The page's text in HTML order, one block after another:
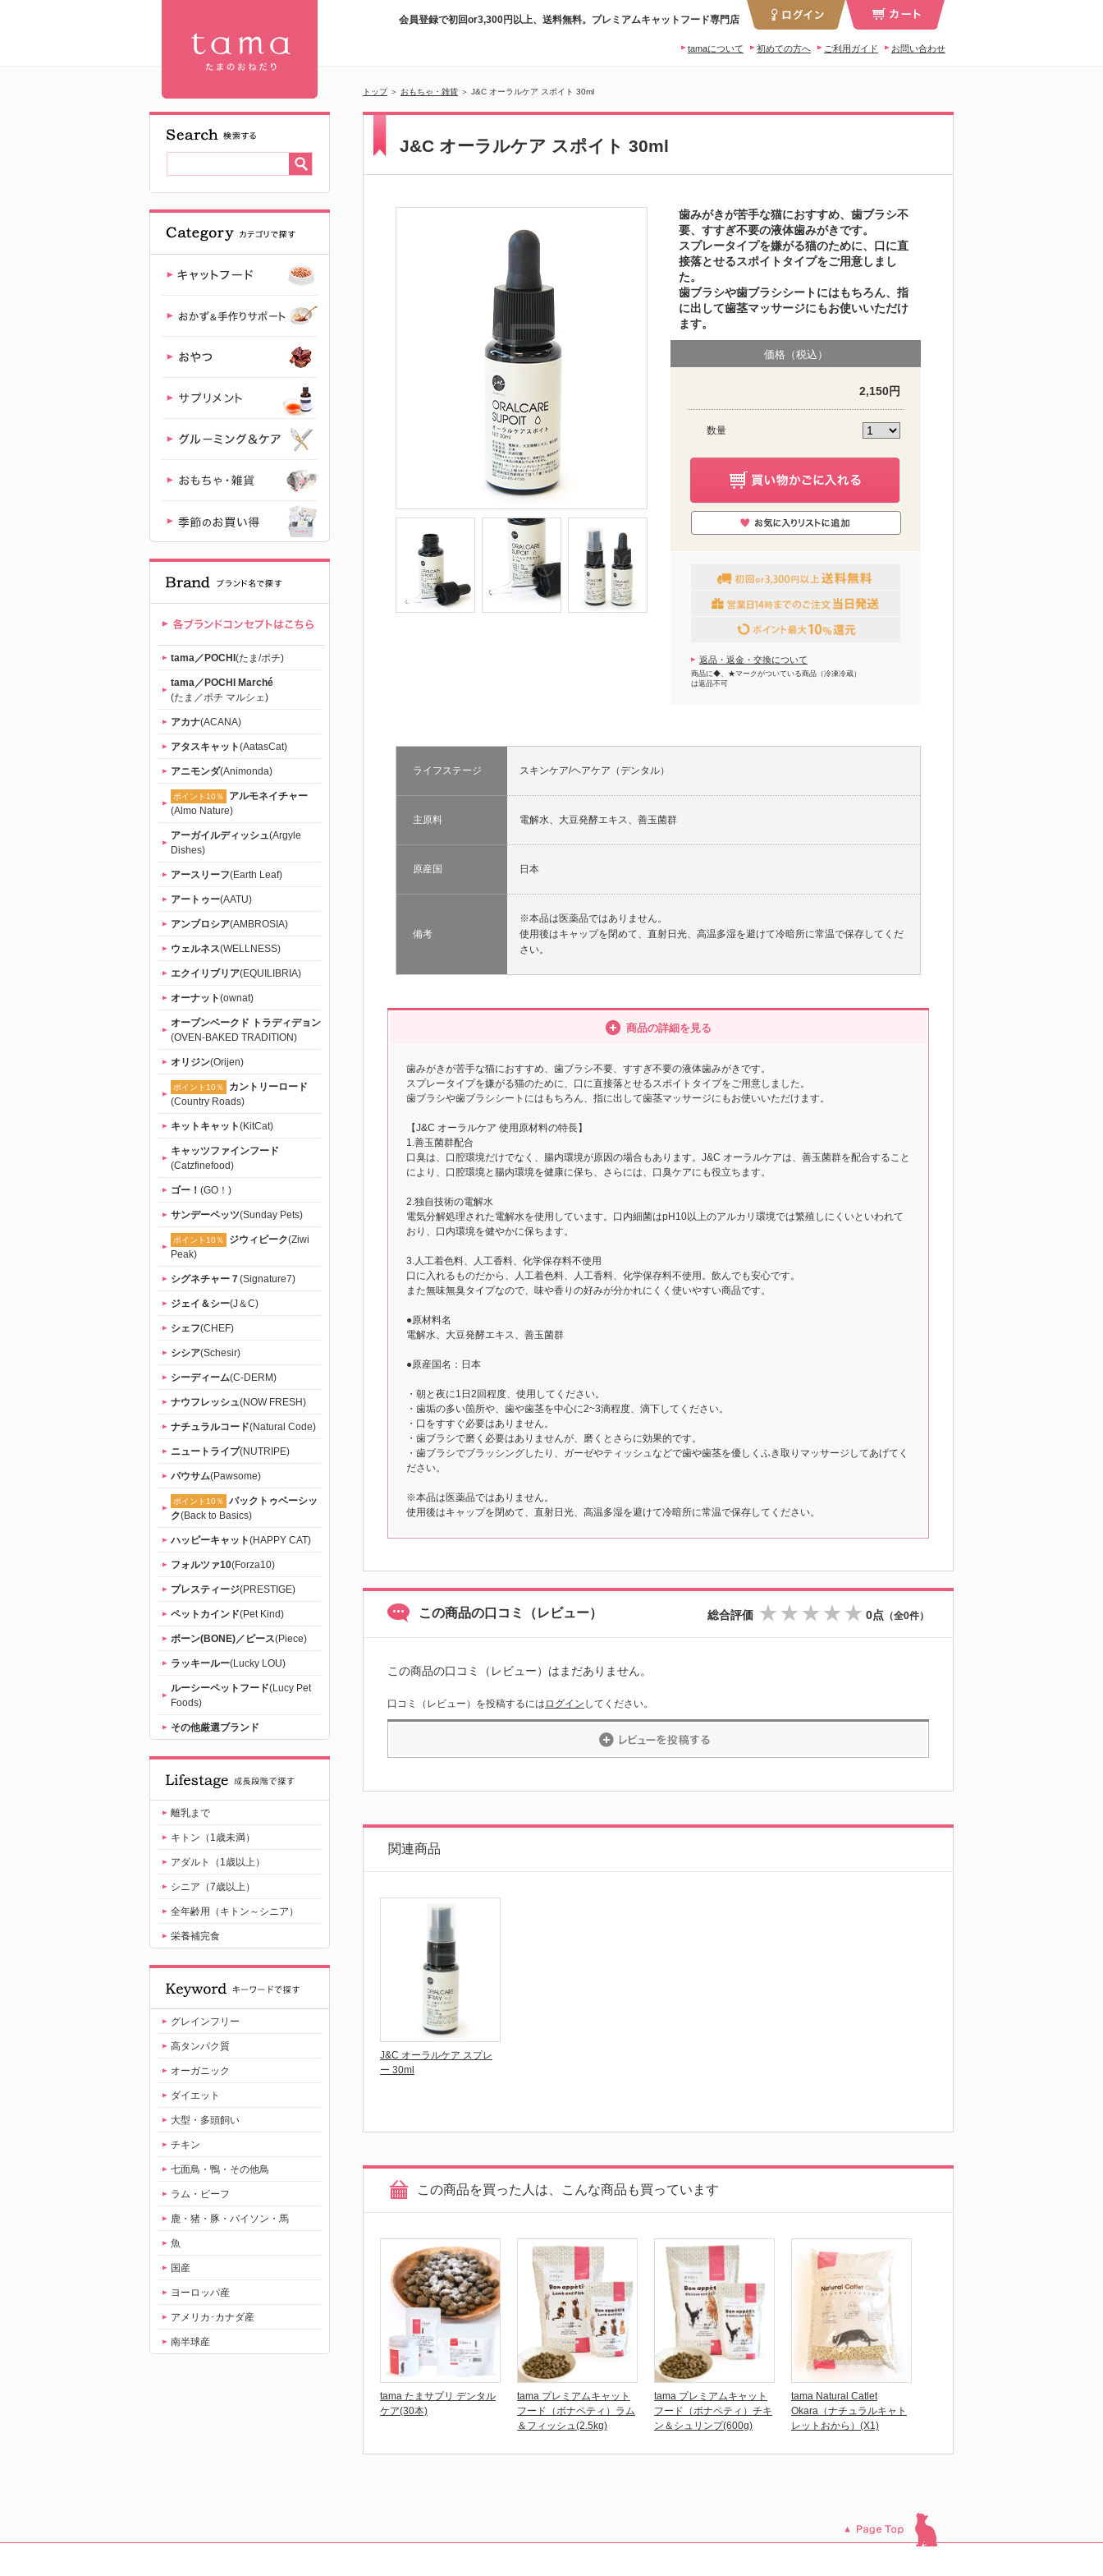
J&C オーラ
ルケア スポ
イト | プレ
ミアムキャ
ットフード
専門店「た
まのおねだ
り
（tama）」
公式サイト |
【公式】プ
レミアムキ
ャットフー
ド専門店
「たまのお
ねだり
（tama）」
｜初回送料
無料
会員登録で初回or3,300円以上、送料無料。プレミアムキャットフード専門店
お問い合わせ
ご利用ガイド
初めての方へ
tamaについて
トップ ＞ おもちゃ・雑貨 ＞ J&C オーラルケア スポイト 30ml
tama／POCHI (たま/ポチ)
tama／POCHI Marché
(たま／ポチ マルシェ)
アカナ(ACANA)
アタスキャット(AatasCat)
アニモンダ(Animonda)
ポイント10％
アルモネイチャー
(Almo Nature)
アーガイルディッシュ(Argyle
Dishes)
アースリーフ(Earth Leaf)
アートゥー(AATU)
アンブロシア(AMBROSIA)
ウェルネス(WELLNESS)
エクイリブリア(EQUILIBRIA)
オーナット(ownat)
オーブンベークド トラディデョン
(OVEN-BAKED TRADITION)
オリジン(Orijen)
ポイント10％
カントリーロード
(Country Roads)
キットキャット(KitCat)
キャッツファインフード
(Catzfinefood)
ゴー！ (GO！)
サンデーペッツ(Sunday Pets)
ポイント10％ ジウィピーク(Ziwi
Peak)
シグネチャー７(Signature7)
ジェイ＆シー(J＆C)
シェフ(CHEF)
シシア(Schesir)
シーディーム(C-DERM)
ナウフレッシュ(NOW FRESH)
ナチュラルコード(Natural Code)
ニュートライプ(NUTRIPE)
パウサム(Pawsome)
ポイント10％
バックトゥベーシッ
ク(Back to Basics)
ハッピーキャット(HAPPY CAT)
フォルツァ10(Forza10)
プレスティージ(PRESTIGE)
ペットカインド(Pet Kind)
ボーン(BONE)／ピース(Piece)
ラッキールー(Lucky LOU)
ルーシーペットフード(Lucy Pet
Foods)
その他厳選ブランド
離乳まで
キトン（1歳未満）
アダルト（1歳以上）
シニア（7歳以上）
全年齢用（キトン～シニア）
栄養補完食
グレインフリー
高タンパク質
オーガニック
ダイエット
大型・多頭飼い
チキン
七面鳥・鴨・その他鳥
ラム・ビーフ
鹿・猪・豚・バイソン・馬
魚
国産
ヨーロッパ産
アメリカ･カナダ産
南半球産
J&C オーラルケア スポイト 30ml
歯みがきが苦手な猫におすすめ、歯ブラシ不
要、すすぎ不要の液体歯みがきです。
スプレータイプを嫌がる猫のために、口に直
接落とせるスポイトタイプをご用意しまし
た。
歯ブラシや歯ブラシシートにはもちろん、指
に出して歯茎マッサージにもお使いいただけ
ます。
価格（税込）
2,150円
数量
返品・返金・交換について
商品に◆、★マークがついている商品（冷凍冷蔵）
は返品不可
ライフステージ スキンケア/ヘアケア（デンタル）
主原料 電解水、大豆発酵エキス、善玉菌群
原産国 日本
備考
※本品は医薬品ではありません。
使用後はキャップを閉めて、直射日光、高温多湿を避けて冷暗所に常温で保存してくだ
さい。
商品の詳細を見る
歯みがきが苦手な猫におすすめ、歯ブラシ不要、すすぎ不要の液体歯みがきです。
スプレータイプを嫌がる猫のために、口に直接落とせるスポイトタイプをご用意しました。
歯ブラシや歯ブラシシートにはもちろん、指に出して歯茎マッサージにもお使いいただけます。
【J&C オーラルケア 使用原材料の特長】
1.善玉菌群配合
口臭は、口腔環境だけでなく、腸内環境が原因の場合もあります。J&C オーラルケアは、善玉菌群を配合すること
により、口腔環境と腸内環境を健康に保ち、さらには、口臭ケアにも役立ちます。
2.独自技術の電解水
電気分解処理された電解水を使用しています。口内細菌はpH10以上のアルカリ環境では繁殖しにくいといわれて
おり、口内環境を健やかに保ちます。
3.人工着色料、人工香料、化学保存料不使用
口に入れるものだから、人工着色料、人工香料、化学保存料不使用。飲んでも安心です。
また無味無臭タイプなので、味や香りの好みが分かれにくく使いやすい商品です。
●原材料名
電解水、大豆発酵エキス、善玉菌群
●原産国名：日本
・朝と夜に1日2回程度、使用してください。
・歯垢の多い箇所や、歯や歯茎を中心に2~3滴程度、滴下してください。
・口をすすぐ必要はありません。
・歯ブラシで磨く必要はありませんが、磨くとさらに効果的です。
・歯ブラシでブラッシングしたり、ガーゼやティッシュなどで歯や歯茎を優しくふき取りマッサージしてあげてく
ださい。
※本品は医薬品ではありません。
使用後はキャップを閉めて、直射日光、高温多湿を避けて冷暗所に常温で保存してください。
この商品の口コミ（レビュー） 総合評価 0点 （全0件）
この商品の口コミ（レビュー）はまだありません。
口コミ（レビュー）を投稿するには ログイン してください。
関連商品
J&C オーラルケア スプレ
ー 30ml
この商品を買った人は、こんな商品も買っています
tama たまサプリ デンタル
ケア(30本)
tama プレミアムキャット
フード（ボナペティ）ラム
＆フィッシュ(2.5kg)
tama プレミアムキャット
フード（ボナペティ）チキ
ン＆シュリンプ(600g)
tama Natural Catlet
Okara（ナチュラルキャト
レットおから）(X1)